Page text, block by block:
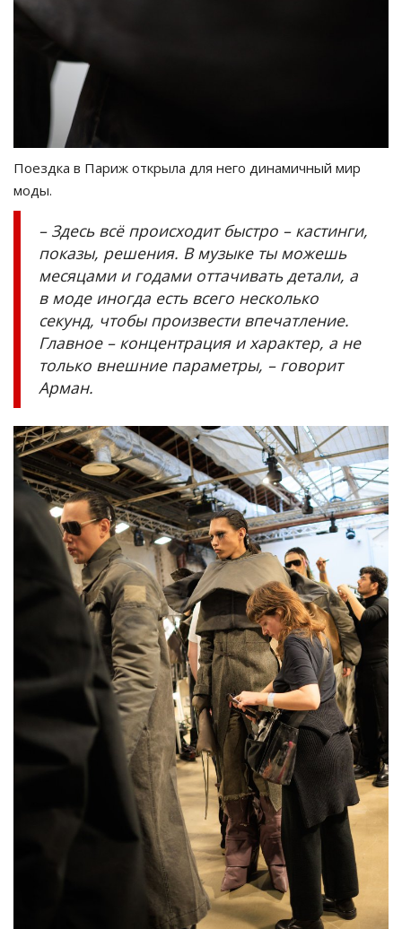
Поездка в Париж открыла для него динамичный мир
моды.
– Здесь всё происходит быстро – кастинги,
показы, решения. В музыке ты можешь
месяцами и годами оттачивать детали, а
в моде иногда есть всего несколько
секунд, чтобы произвести впечатление.
Главное – концентрация и характер, а не
только внешние параметры, – говорит
Арман.